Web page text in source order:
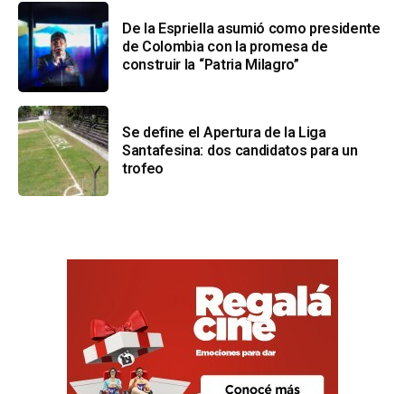
De la Espriella asumió como presidente
de Colombia con la promesa de
construir la “Patria Milagro”
Se define el Apertura de la Liga
Santafesina: dos candidatos para un
trofeo